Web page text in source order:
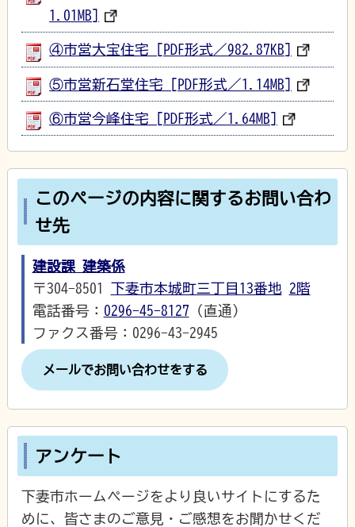
1.01MB]
④市営大宝住宅 [PDF形式／982.87KB]
⑤市営新石堂住宅 [PDF形式／1.14MB]
⑥市営今峰住宅 [PDF形式／1.64MB]
このページの内容に関するお問い合わ
せ先
建設課 建築係
〒304-8501 下妻市本城町三丁目13番地 2階
電話番号： 0296-45-8127 （直通）
ファクス番号：0296-43-2945
メールでお問い合わせをする
アンケート
下妻市ホームページをより良いサイトにするた
めに、皆さまのご意見・ご感想をお聞かせくだ